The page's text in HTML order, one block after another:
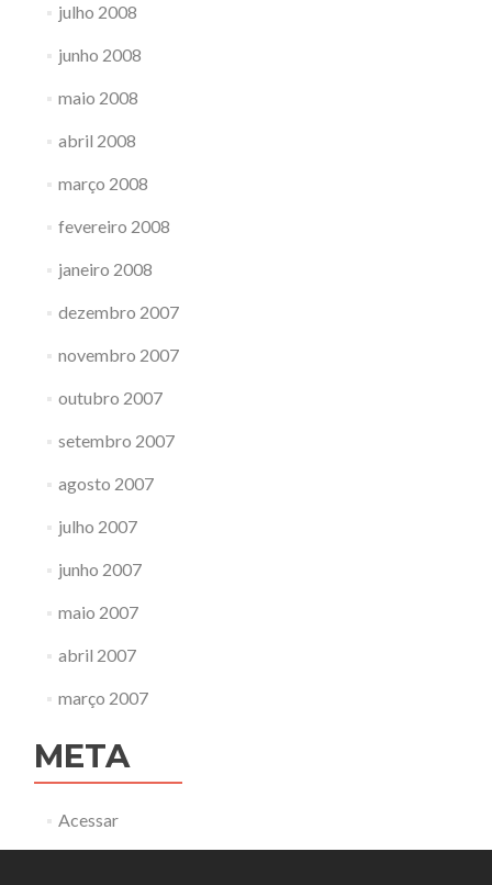
julho 2008
junho 2008
maio 2008
abril 2008
março 2008
fevereiro 2008
janeiro 2008
dezembro 2007
novembro 2007
outubro 2007
setembro 2007
agosto 2007
julho 2007
junho 2007
maio 2007
abril 2007
março 2007
META
Acessar